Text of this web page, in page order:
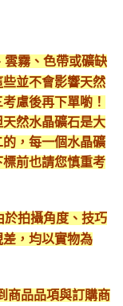
雲霧、色帶或礦缺
並不會影響天然
慮後再下單喲！
然水晶礦石是大
，每一個水晶礦
前也請您慎重考
於拍攝角度、技巧
，均以實物為
商品品項與訂購商